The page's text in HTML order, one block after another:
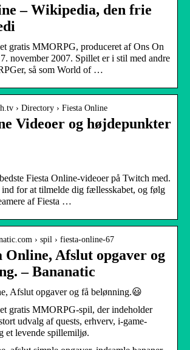
– Wikipedia, den frie
gratis MMORPG, produceret af Ons On
november 2007. Spillet er i stil med andre
så som World of …
› Directory › Fiesta Online
Videoer og højdepunkter
Fiesta Online-videoer på Twitch med.
for at tilmelde dig fællesskabet, og følg
af Fiesta …
› spil › fiesta-online-67
Online, Afslut opgaver og
– Bananatic
Afslut opgaver og få belønning.😃
gratis MMORPG-spil, der indeholder
udvalg af quests, erhverv, i-game-
et levende spillemiljø.